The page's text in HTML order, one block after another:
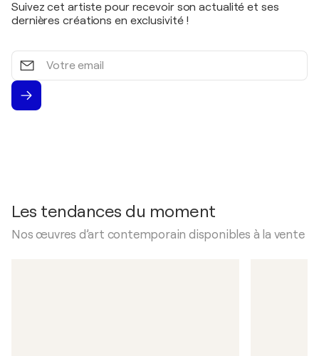
Suivez cet artiste pour recevoir son actualité et ses
dernières créations en exclusivité !
Votre
email
Les tendances du moment
Nos œuvres d’art contemporain disponibles à la vente